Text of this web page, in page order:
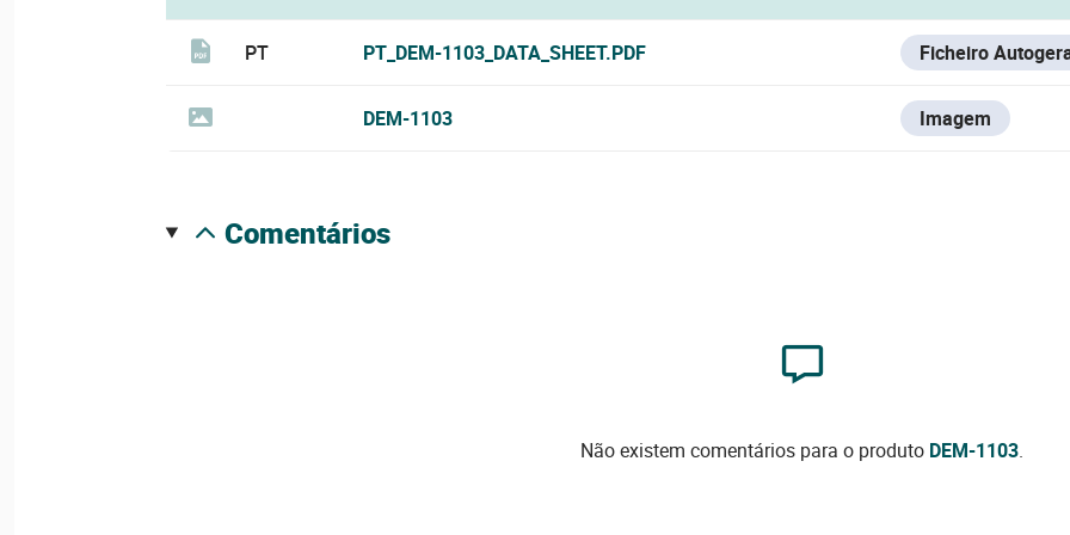
PT PT_DEM-1103_DATA_SHEET.PDF Ficheiro
DEM-1103 Imagem
comentários
Não existem comentários para o produto DEM-1103.